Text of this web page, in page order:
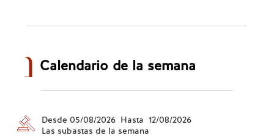
Calendario de la semana
Desde 05/08/2026 Hasta 12/08/2026
Las subastas de la semana